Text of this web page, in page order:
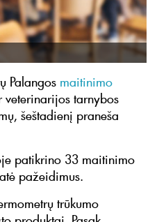
Palangos maitinimo
veterinarijos tarnybos
šeštadienį praneša
patikrino 33 maitinimo
pažeidimus.
trūkumo